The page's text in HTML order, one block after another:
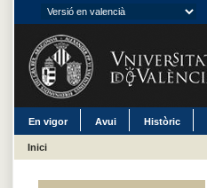
En vigor Avui Històric
Inici